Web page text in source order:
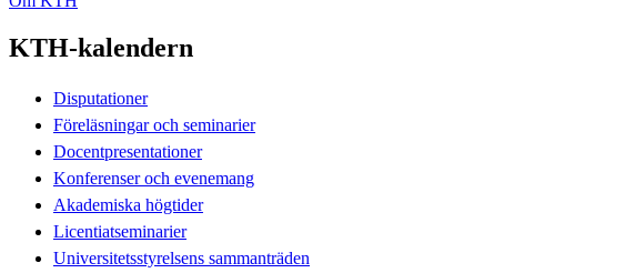
KTH-kalendern
Disputationer
Föreläsningar och seminarier
Docentpresentationer
Konferenser och evenemang
Akademiska högtider
Licentiatseminarier
Universitetsstyrelsens sammanträden